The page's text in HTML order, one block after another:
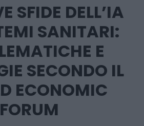
SFIDE DELL’IA
SANITARI:
E
SECONDO IL
ECONOMIC
FORUM